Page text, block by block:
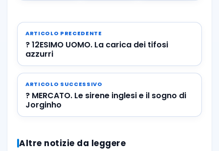
ARTICOLO PRECEDENTE
? 12ESIMO UOMO. La carica dei tifosi
azzurri
ARTICOLO SUCCESSIVO
? MERCATO. Le sirene inglesi e il sogno di
Jorginho
Altre notizie da leggere